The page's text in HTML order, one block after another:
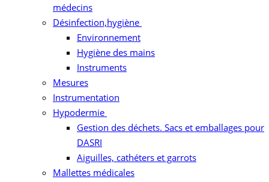
médecins
Désinfection,hygiène
Environnement
Hygiène des mains
Instruments
Mesures
Instrumentation
Hypodermie
Gestion des déchets. Sacs et emballages pour
DASRI
Aiguilles, cathéters et garrots
Mallettes médicales